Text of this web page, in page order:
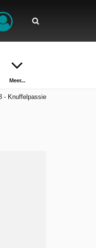
Meer...
- Knuffelpassie